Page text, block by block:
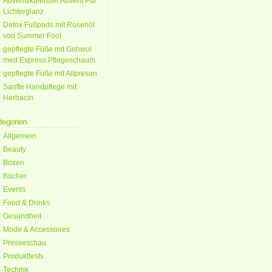
Lichterglanz
Detox Fußpads mit Rosenöl
von Summer Foot
gepflegte Füße mit Gehwol
med Express Pflegeschaum
gepflegte Füße mit Allpresan
Sanfte Handpflege mit
Herbacin
Allgemein
Beauty
Boxen
Bücher
Events
Food & Drinks
Gesundheit
Mode & Accessoires
Presseschau
Produkttests
Technik